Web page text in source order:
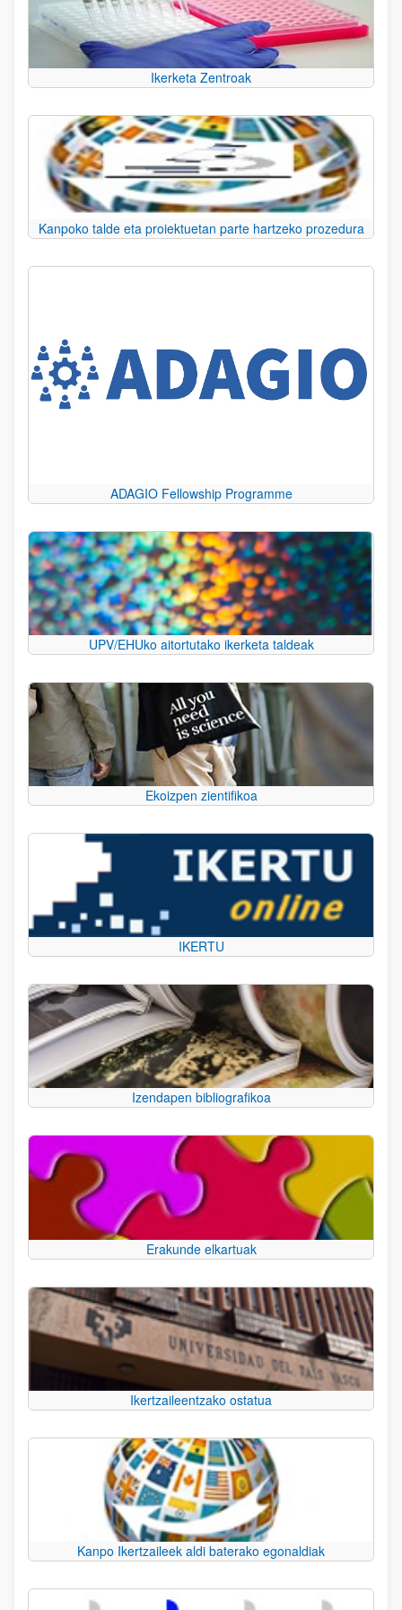
Ikerketa Zentroak
Kanpoko talde eta proiektuetan parte hartzeko prozedura
ADAGIO Fellowship Programme
UPV/EHUko aitortutako ikerketa taldeak
Ekoizpen zientifikoa
IKERTU
Izendapen bibliografikoa
Erakunde elkartuak
Ikertzaileentzako ostatua
Kanpo Ikertzaileek aldi baterako egonaldiak